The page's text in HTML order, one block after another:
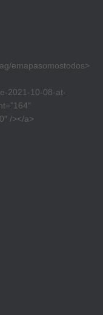
emapasomostodos>
2021-10-08-at-
/></a>